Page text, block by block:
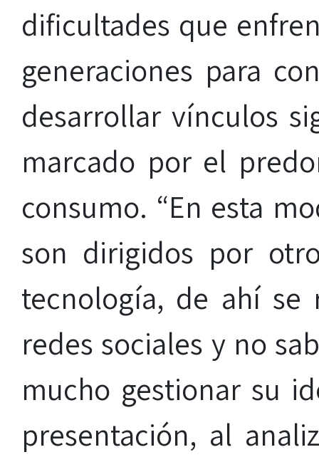
dificultades que
generaciones para
desarrollar vínculos
marcado por el
consumo. “En esta
son dirigidos por
tecnología, de ahí
redes sociales y no
mucho gestionar su
presentación, al